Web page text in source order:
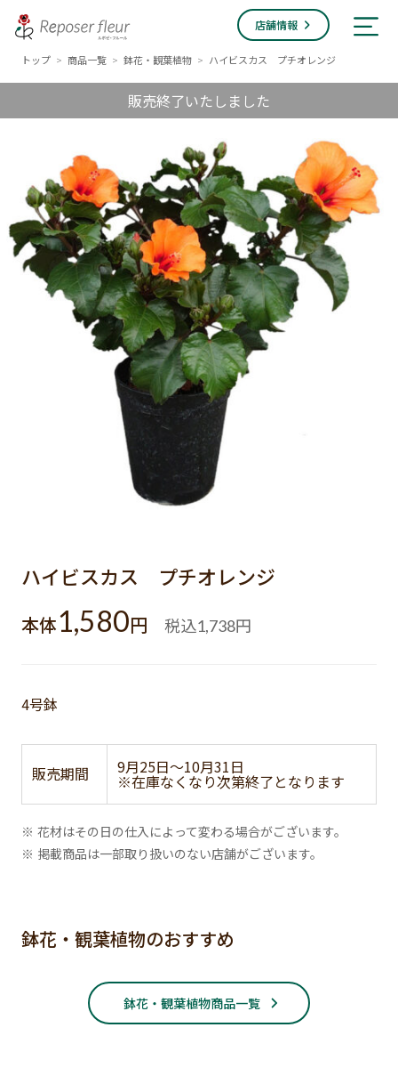
店舗情報
トップ > 商品一覧 > 鉢花・観葉植物 > ハイビスカス プチオレンジ
販売終了いたしました
ハイビスカス プチオレンジ
本体1,580円 税込1,738円
4号鉢
販売期間 9月25日～10月31日
※在庫なくなり次第終了となります
※ 花材はその日の仕入によって変わる場合がございます。
※ 掲載商品は一部取り扱いのない店舗がございます。
鉢花・観葉植物のおすすめ
鉢花・観葉植物商品一覧